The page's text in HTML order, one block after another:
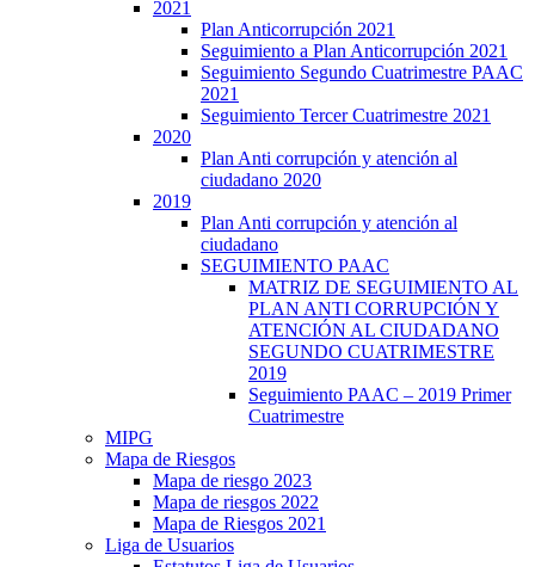
2021
Plan Anticorrupción 2021
Seguimiento a Plan Anticorrupción 2021
Seguimiento Segundo Cuatrimestre PAAC
2021
Seguimiento Tercer Cuatrimestre 2021
2020
Plan Anti corrupción y atención al
ciudadano 2020
2019
Plan Anti corrupción y atención al
ciudadano
SEGUIMIENTO PAAC
MATRIZ DE SEGUIMIENTO AL
PLAN ANTI CORRUPCIÓN Y
ATENCIÓN AL CIUDADANO
SEGUNDO CUATRIMESTRE
2019
Seguimiento PAAC – 2019 Primer
Cuatrimestre
MIPG
Mapa de Riesgos
Mapa de riesgo 2023
Mapa de riesgos 2022
Mapa de Riesgos 2021
Liga de Usuarios